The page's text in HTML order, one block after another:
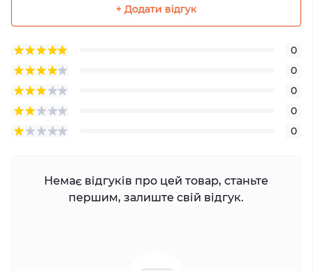
+ Додати відгук
0
0
0
0
0
Немає відгуків про цей товар, станьте
першим, залиште свій відгук.